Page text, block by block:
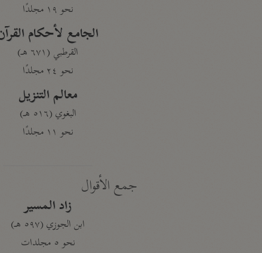
نحو ١٩ مجلدًا
الجامع لأحكام
القرطبي (٦٧١ هـ)
نحو ٢٤ مجلدًا
معالم التنزيل
البغوي (٥١٦ هـ)
نحو ١١ مجلدًا
جمع الأقوال
زاد المسير
ابن الجوزي (٥٩٧ هـ)
نحو ٥ مجلدات